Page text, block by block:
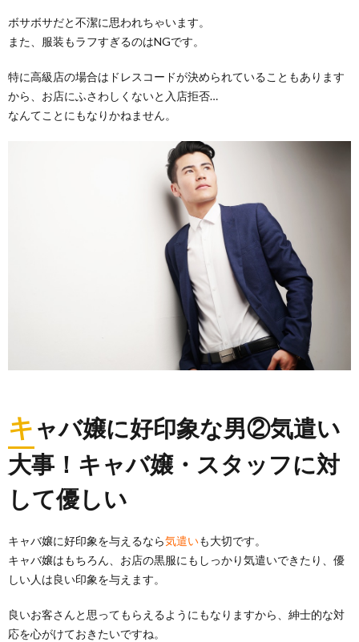
ボサボサだと不潔に思われちゃいます。
また、服装もラフすぎるのはNGです。
特に高級店の場合はドレスコードが決められていることもあります
から、お店にふさわしくないと入店拒否…
なんてことにもなりかねません。
キ ャバ嬢に好印象な男②気遣い
大事！キャバ嬢・スタッフに対
して優しい
キャバ嬢に好印象を与えるなら気遣いも大切です。
キャバ嬢はもちろん、お店の黒服にもしっかり気遣いできたり、優
しい人は良い印象を与えます。
良いお客さんと思ってもらえるようにもなりますから、紳士的な対
応を心がけておきたいですね。